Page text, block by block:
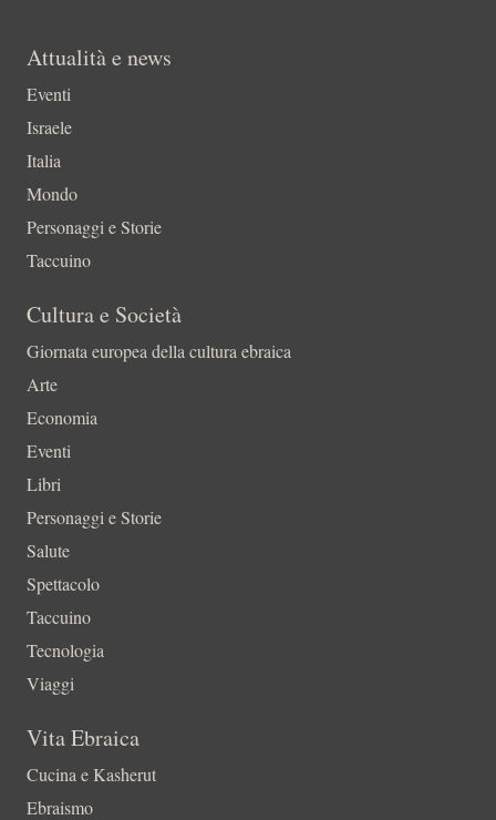
Attualità e news
Eventi
Israele
Italia
Mondo
Personaggi e Storie
Taccuino
Cultura e Società
Giornata europea della cultura ebraica
Arte
Economia
Eventi
Libri
Personaggi e Storie
Salute
Spettacolo
Taccuino
Tecnologia
Viaggi
Vita Ebraica
Cucina e Kasherut
Ebraismo